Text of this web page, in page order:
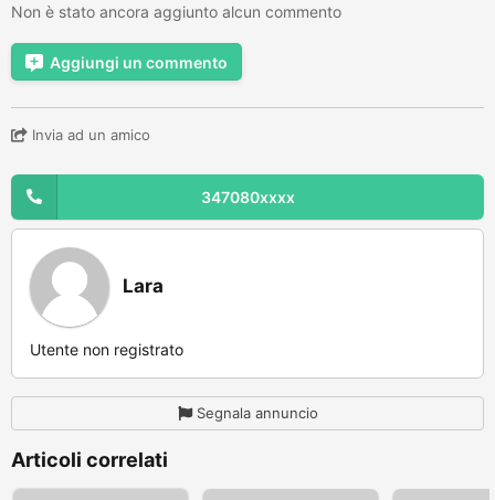
Non è stato ancora aggiunto alcun commento
Aggiungi un commento
Invia ad un amico
347080xxxx
Lara
Utente non registrato
Segnala annuncio
Articoli correlati